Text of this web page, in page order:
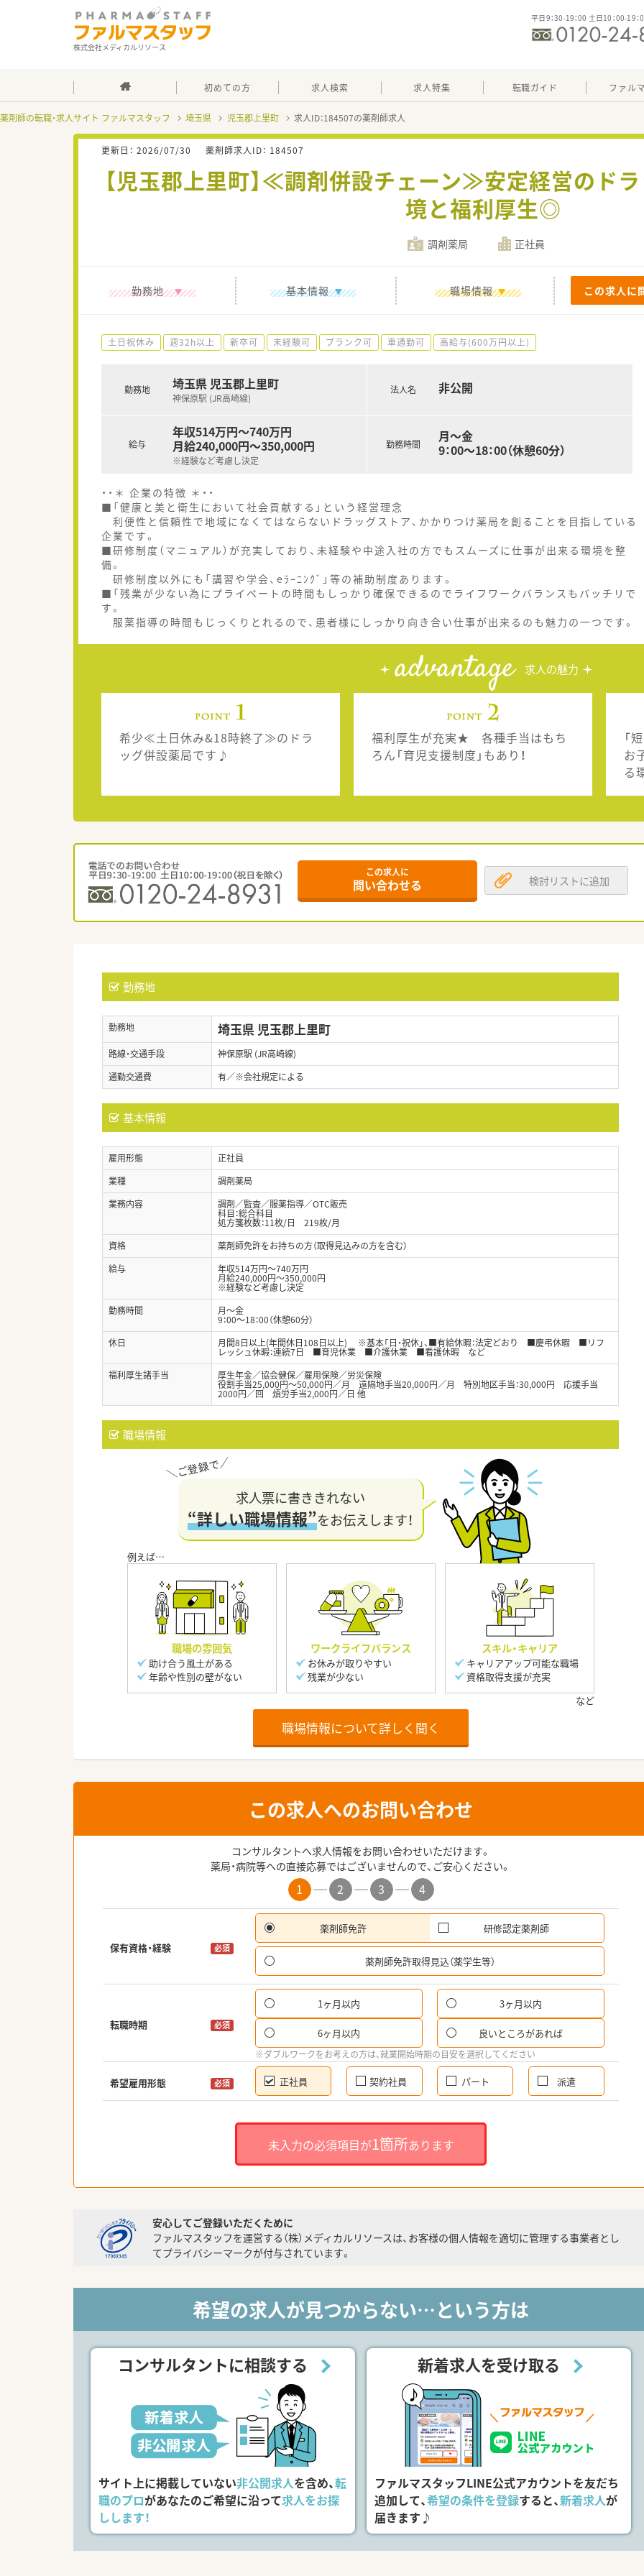
株式会社メディカルリソース
平日9：30-19：00 土日10：00-19
初めての方 求人検索 求人特集 転職ガイド ファル
薬剤師の転職・求人サイト ファルマスタッフ 埼玉県 児玉郡上里町 求人ID：184507の薬剤師求人
更新日： 2026/07/30 薬剤師求人ID： 184507
【児玉郡上里町】≪調剤併設チェーン≫安定経営のド
境と福利厚生◎
調剤薬局 正社員
勤務地 基本情報 職場情報 この求人に
土日祝休み 週32h以上 新卒可 未経験可 ブランク可 車通勤可 高給与(600万円以上)
勤務地 埼玉県 児玉郡上里町
神保原駅 (JR高崎線)
給与
年収514万円～740万円
月給240,000円～350,000円
※経験など考慮し決定
法人名 非公開
勤務時間
月～金
9：00～18：00（休憩60分）
・・＊ 企業の特徴 ＊・・
■「健康と美と衛生において社会貢献する」という経営理念
利便性と信頼性で地域になくてはならないドラッグストア、かかりつけ薬局を創ることを目指している
企業です。
■研修制度（マニュアル）が充実しており、未経験や中途入社の方でもスムーズに仕事が出来る環境を整
備。
研修制度以外にも「講習や学会、eﾗｰﾆﾝｸﾞ」等の補助制度あります。
■「残業が少ない為にプライベートの時間もしっかり確保できるのでライフワークバランスもバッチリで
す。
服薬指導の時間もじっくりとれるので、患者様にしっかり向き合い仕事が出来るのも魅力の一つです。
advantage 求人の魅力
希少≪土日休み&18時終了≫のドラ
ッグ併設薬局です♪
福利厚生が充実★ 各種手当はもち
ろん「育児支援制度」もあり！
「
お
る
この求人に
問い合わせる 検討リストに追加
勤務地
勤務地 埼玉県 児玉郡上里町
路線・交通手段
神保原駅 (JR高崎線)
通勤交通費
有／※会社規定による
基本情報
雇用形態
正社員
業種
調剤薬局
業務内容
調剤／監査／服薬指導／OTC販売
科目：総合科目
処方箋枚数：11枚/日 219枚/月
資格
薬剤師免許をお持ちの方（取得見込みの方を含む）
給与
年収514万円～740万円
月給240,000円～350,000円
※経験など考慮し決定
勤務時間
月～金
9：00～18：00（休憩60分）
休日
月間8日以上(年間休日108日以上) ※基本「日・祝休」、■有給休暇：法定どおり ■慶弔休暇 ■リフ
レッシュ休暇：連続7日 ■育児休業 ■介護休業 ■看護休暇 など
福利厚生諸手当
厚生年金／協会健保／雇用保険／労災保険
役割手当25,000円～50,000円／月 遠隔地手当20,000円／月 特別地区手当：30,000円 応援手当
2000円／回 煩労手当2,000円／日 他
職場情報
求人票に書ききれない
“詳しい職場情報”をお伝えします！
職場の雰囲気
助け合う風土がある
年齢や性別の壁がない
ワークライフバランス
お休みが取りやすい
残業が少ない
スキル・キャリア
キャリアアップ可能な職場
資格取得支援が充実
職場情報について詳しく聞く
この求人へのお問い合わせ
コンサルタントへ求人情報をお問い合わせいただけます。
薬局・病院等への直接応募ではございませんので、ご安心ください。
1 2 3 4
保有資格・経験 必須
薬剤師免許 研修認定薬剤師
薬剤師免許取得見込（薬学生等）
転職時期 必須
1ヶ月以内 3ヶ月以内
6ヶ月以内 良いところがあれば
※ダブルワークをお考えの方は、就業開始時期の目安を選択してください
希望雇用形態 必須 正社員 契約社員 パート 派遣
未入力の必須項目が1箇所あります
安心してご登録いただくために
ファルマスタッフを運営する（株）メディカルリソースは、お客様の個人情報を適切に管理する事業者とし
てプライバシーマークが付与されています。
希望の求人が見つからない…という方は
コンサルタントに相談する
サイト上に掲載していない非公開求人を含め、転
職のプロがあなたのご希望に沿って求人をお探
しします！
新着求人を受け取る
ファルマスタッフLINE公式アカウントを友だち
追加して、希望の条件を登録すると、新着求人が
届きます♪